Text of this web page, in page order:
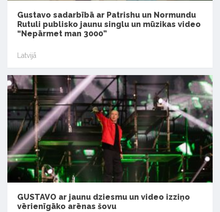
Gustavo sadarbībā ar Patrishu un Normundu
Rutuli publisko jaunu singlu un mūzikas video
“Nepārmet man 3000”
Latvijā
GUSTAVO ar jaunu dziesmu un video izziņo
vērienīgāko arēnas šovu